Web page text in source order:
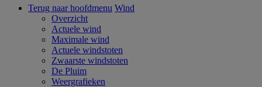
Terug naar hoofdmenu Wind
Overzicht
Actuele wind
Maximale wind
Actuele windstoten
Zwaarste windstoten
De Pluim
Weergrafieken